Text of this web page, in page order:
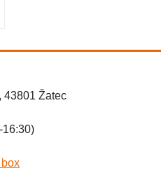
43801 Žatec
16:30)